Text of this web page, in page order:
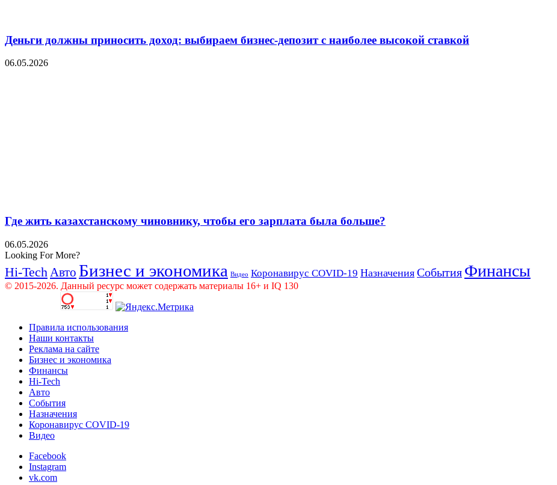
Деньги должны приносить доход: выбираем бизнес-депозит с наиболее высокой ставкой
06.05.2026
Где жить казахстанскому чиновнику, чтобы его зарплата была больше?
06.05.2026
Looking For More?
Hi-Tech Авто Бизнес и экономика Видео Коронавирус COVID-19 Назначения События Финансы
© 2015-2026. Данный ресурс может содержать материалы 16+ и IQ 130
Правила использования
Наши контакты
Реклама на сайте
Бизнес и экономика
Финансы
Hi-Tech
Авто
События
Назначения
Коронавирус COVID-19
Видео
Facebook
Instagram
vk.com